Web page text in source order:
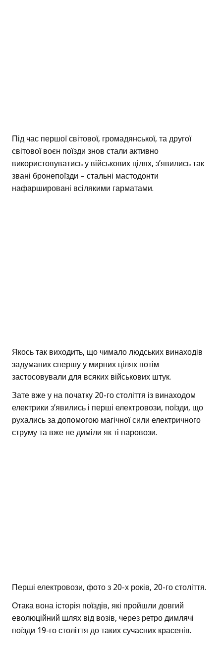
Під час першої світової, громадянської, та другої
світової воєн поїзди знов стали активно
використовуватись у військових цілях, з’явились так
звані бронепоїзди – стальні мастодонти
нафаршировані всілякими гарматами.
Якось так виходить, що чимало людських винаходів
задуманих спершу у мирних цілях потім
застосовували для всяких військових штук.
Зате вже у на початку 20-го століття із винаходом
електрики з’явились і перші електровози, поїзди, що
рухались за допомогою магічної сили електричного
струму та вже не диміли як ті паровози.
Перші електровози, фото з 20-х років, 20-го століття.
Отака вона історія поїздів, які пройшли довгий
еволюційний шлях від возів, через ретро димлячі
поїзди 19-го століття до таких сучасних красенів.